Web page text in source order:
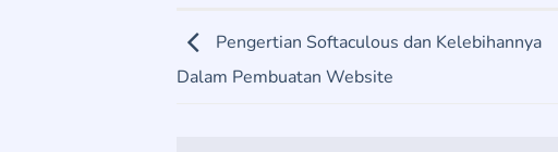
Pengertian Softaculous dan Kelebihannya
Dalam Pembuatan Website